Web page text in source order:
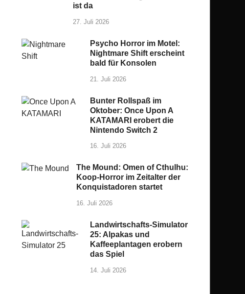
ist da
27. Juli 2026
Psycho Horror im Motel:
Nightmare Shift erscheint
bald für Konsolen
21. Juli 2026
Bunter Rollspaß im
Oktober: Once Upon A
KATAMARI erobert die
Nintendo Switch 2
16. Juli 2026
The Mound: Omen of Cthulhu:
Koop-Horror im Zeitalter der
Konquistadoren startet
16. Juli 2026
Landwirtschafts-Simulator
25: Alpakas und
Kaffeeplantagen erobern
das Spiel
14. Juli 2026